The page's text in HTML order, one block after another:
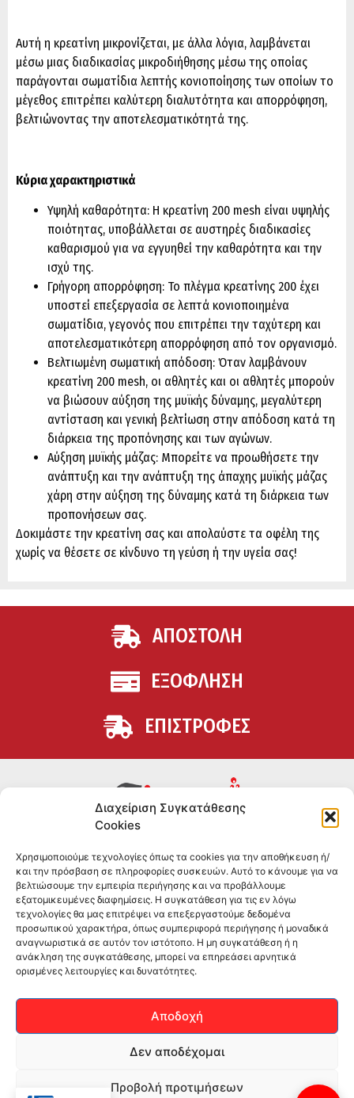
Διαχείριση Συγκατάθεσης
Cookies
Χρησιμοποιούμε τεχνολογίες όπως τα cookies για την αποθήκευση ή/
και την πρόσβαση σε πληροφορίες συσκευών. Αυτό το κάνουμε για να
βελτιώσουμε την εμπειρία περιήγησης και να προβάλλουμε
εξατομικευμένες διαφημίσεις. Η συγκατάθεση για τις εν λόγω
τεχνολογίες θα μας επιτρέψει να επεξεργαστούμε δεδομένα
προσωπικού χαρακτήρα, όπως συμπεριφορά περιήγησης ή μοναδικά
αναγνωριστικά σε αυτόν τον ιστότοπο. Η μη συγκατάθεση ή η
ανάκληση της συγκατάθεσης, μπορεί να επηρεάσει αρνητικά
ορισμένες λειτουργίες και δυνατότητες.
Αποδοχή
Δεν αποδέχομαι
Προβολή προτιμήσεων
Αυτή η κρεατίνη μικρονίζεται, με άλλα λόγια, λαμβάνεται
μέσω μιας διαδικασίας μικροδιήθησης μέσω της οποίας
παράγονται σωματίδια λεπτής κονιοποίησης των οποίων το
μέγεθος επιτρέπει καλύτερη διαλυτότητα και απορρόφηση,
βελτιώνοντας την αποτελεσματικότητά της.
Κύρια χαρακτηριστικά
Υψηλή καθαρότητα: Η κρεατίνη 200 mesh είναι υψηλής
ποιότητας, υποβάλλεται σε αυστηρές διαδικασίες
καθαρισμού για να εγγυηθεί την καθαρότητα και την
ισχύ της.
Γρήγορη απορρόφηση: Το πλέγμα κρεατίνης 200 έχει
υποστεί επεξεργασία σε λεπτά κονιοποιημένα
σωματίδια, γεγονός που επιτρέπει την ταχύτερη και
αποτελεσματικότερη απορρόφηση από τον οργανισμό.
Βελτιωμένη σωματική απόδοση: Όταν λαμβάνουν
κρεατίνη 200 mesh, οι αθλητές και οι αθλητές μπορούν
να βιώσουν αύξηση της μυϊκής δύναμης, μεγαλύτερη
αντίσταση και γενική βελτίωση στην απόδοση κατά τη
διάρκεια της προπόνησης και των αγώνων.
Αύξηση μυϊκής μάζας: Μπορείτε να προωθήσετε την
ανάπτυξη και την ανάπτυξη της άπαχης μυϊκής μάζας
χάρη στην αύξηση της δύναμης κατά τη διάρκεια των
προπονήσεων σας.
Δοκιμάστε την κρεατίνη σας και απολαύστε τα οφέλη της
χωρίς να θέσετε σε κίνδυνο τη γεύση ή την υγεία σας!
ΑΠΟΣΤΟΛΗ
ΕΞΟΦΛΗΣΗ
ΕΠΙΣΤΡΟΦΕΣ
θέλουν να βελτιώσουν τη διατροφή και την υγεία τους.
Επώνυμα brands και εμπειρία ετών στο χώρο.
ΠΛΗΡΟΦΟΡΙΕΣ
-ΤΗΛ:2551 181428
–ΟΡΟΙ & ΠΡΟΣΩΠΙΚΑ ΔΕΔΟΜΕΝΑ
SOCIAL MEDIA